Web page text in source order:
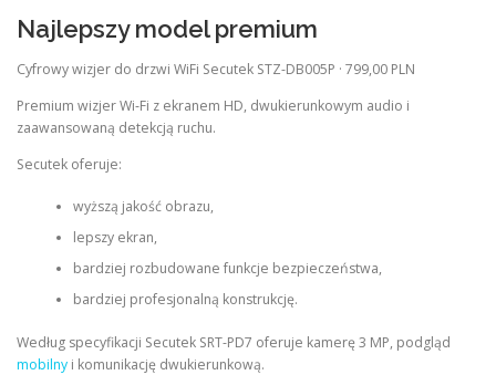
Najlepszy model premium
Cyfrowy wizjer do drzwi WiFi Secutek STZ-DB005P · 799,00 PLN
Premium wizjer Wi‑Fi z ekranem HD, dwukierunkowym audio i
zaawansowaną detekcją ruchu.
Secutek oferuje:
wyższą jakość obrazu,
lepszy ekran,
bardziej rozbudowane funkcje bezpieczeństwa,
bardziej profesjonalną konstrukcję.
Według specyfikacji Secutek SRT-PD7 oferuje kamerę 3 MP, podgląd
mobilny i komunikację dwukierunkową.